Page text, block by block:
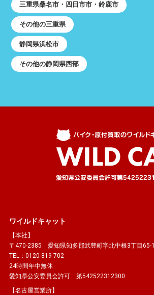
三重県桑名市・四日市市・鈴鹿市
その他の三重県
静岡県浜松市
その他の静岡県西部
ワイルドキャット
【本社】
〒470-2385 愛知県知多郡武豊町字北中根3丁目65-1
TEL：0120-819-702
24時間年中無休
愛知県公安委員会許可 第542522312300
【名古屋営業所】